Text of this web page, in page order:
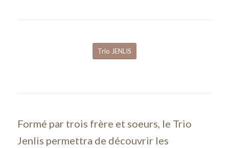
Trio JENLIS
Formé par trois frère et soeurs, le Trio
Jenlis permettra de découvrir les